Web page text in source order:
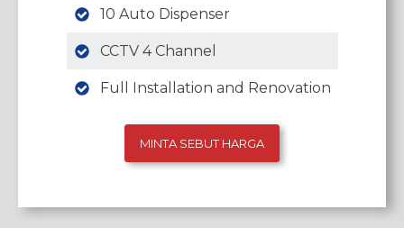
10 Auto Dispenser
CCTV 4 Channel
Full Installation and Renovation
MINTA SEBUT HARGA